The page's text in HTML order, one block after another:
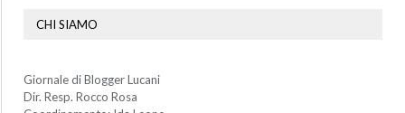
CHI SIAMO
Giornale di Blogger Lucani
Dir. Resp. Rocco Rosa